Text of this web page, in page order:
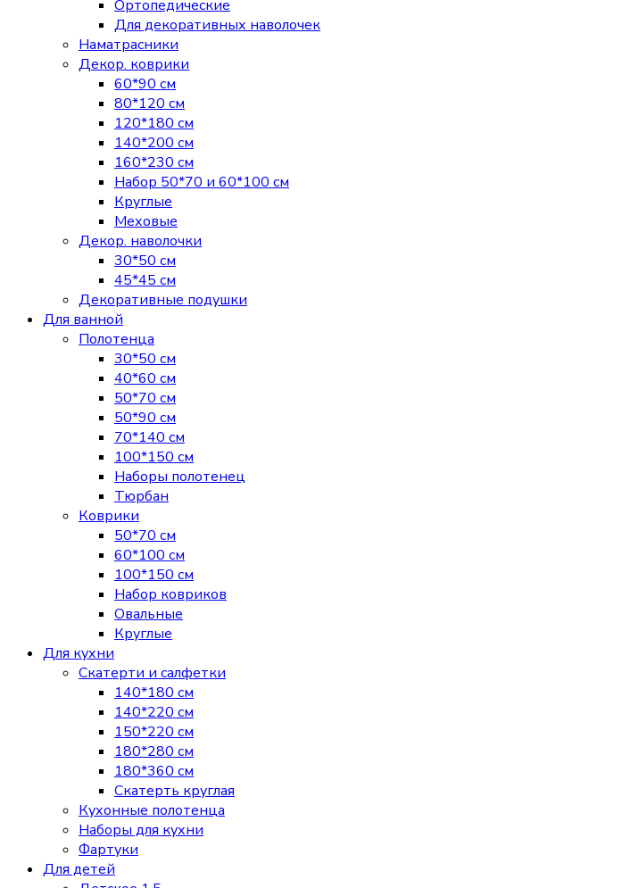
Ортопедические
Для декоративных наволочек
Наматрасники
Декор. коврики
60*90 см
80*120 см
120*180 см
140*200 см
160*230 см
Набор 50*70 и 60*100 см
Круглые
Меховые
Декор. наволочки
30*50 см
45*45 см
Декоративные подушки
Для ванной
Полотенца
30*50 см
40*60 см
50*70 см
50*90 см
70*140 см
100*150 см
Наборы полотенец
Тюрбан
Коврики
50*70 см
60*100 см
100*150 см
Набор ковриков
Овальные
Круглые
Для кухни
Скатерти и салфетки
140*180 см
140*220 см
150*220 см
180*280 см
180*360 см
Скатерть круглая
Кухонные полотенца
Наборы для кухни
Фартуки
Для детей